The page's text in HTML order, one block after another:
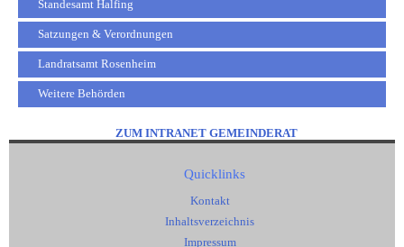
Standesamt Halfing
Satzungen & Verordnungen
Landratsamt Rosenheim
Weitere Behörden
ZUM INTRANET GEMEINDERAT
Quicklinks
Kontakt
Inhaltsverzeichnis
Impressum